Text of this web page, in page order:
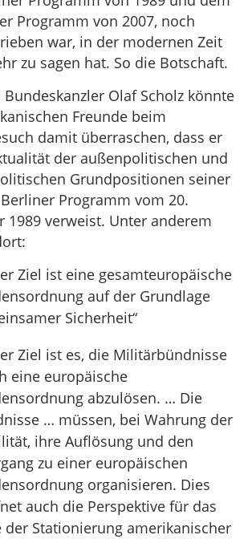
Programm von 2007, noch
war, in der modernen Zeit
zu sagen hat. So die Botschaft.
Bundeskanzler Olaf Scholz könnte
Freunde beim
damit überraschen, dass er
der außenpolitischen und
Grundpositionen seiner
Programm vom 20.
1989 verweist. Unter anderem
Ziel ist eine gesamteuropäische
auf der Grundlage
Sicherheit“
Ziel ist es, die Militärbündnisse
eine europäische
abzulösen. … Die
… müssen, bei Wahrung der
ihre Auflösung und den
zu einer europäischen
organisieren. Dies
auch die Perspektive für das
der Stationierung amerikanischer